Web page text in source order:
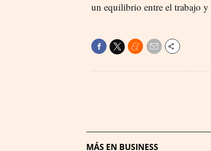
un equilibrio entre el trabajo y
MÁS EN BUSINESS